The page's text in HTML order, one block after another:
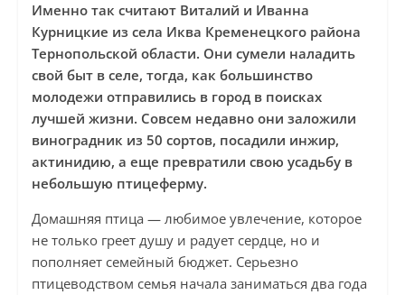
Именно так считают Виталий и Иванна
Курницкие из села Иква Кременецкого района
Тернопольской области. Они сумели наладить
свой быт в селе, тогда, как большинство
молодежи отправились в город в поисках
лучшей жизни. Совсем недавно они заложили
виноградник из 50 сортов, посадили инжир,
актинидию, а еще превратили свою усадьбу в
небольшую птицеферму.
Домашняя птица — любимое увлечение, которое
не только греет душу и радует сердце, но и
пополняет семейный бюджет. Серьезно
птицеводством семья начала заниматься два года